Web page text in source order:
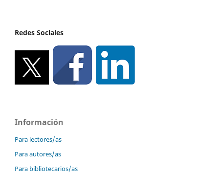
Redes Sociales
Información
Para lectores/as
Para autores/as
Para bibliotecarios/as